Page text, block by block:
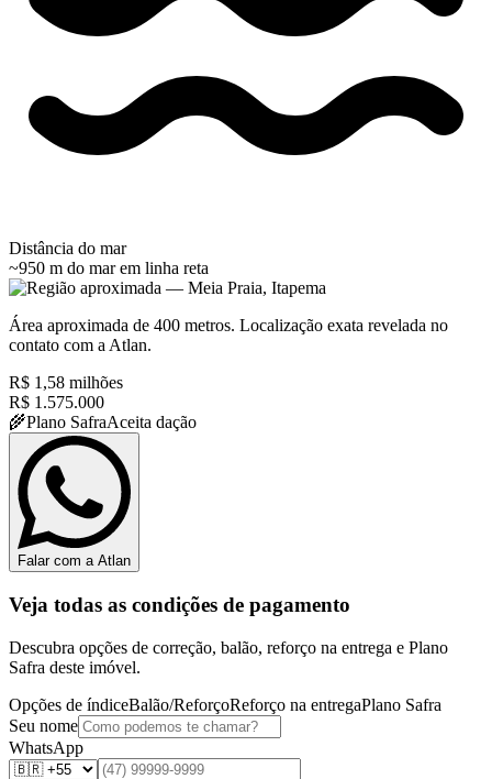
Distância do mar
~950 m do mar em linha reta
Área aproximada de 400 metros. Localização exata revelada no
contato com a Atlan.
R$ 1,58 milhões
R$ 1.575.000
🌾Plano SafraAceita dação
Falar com a Atlan
Veja todas as condições de pagamento
Descubra opções de correção, balão, reforço na entrega e Plano
Safra deste imóvel.
Opções de índiceBalão/ReforçoReforço na entregaPlano Safra
Seu nome
WhatsApp